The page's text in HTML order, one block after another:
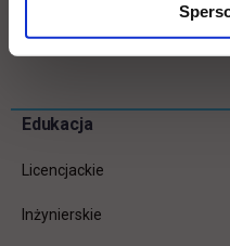
Pomiń
Informacje w
Edukacja
Licencjackie
Inżynierskie